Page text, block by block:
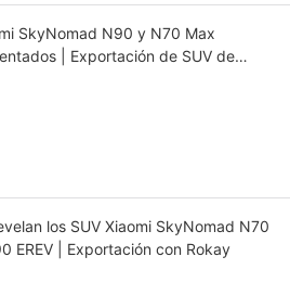
SkyNomad N90 y N70 Max
| Exportación de SUV de
los SUV Xiaomi SkyNomad N70
EREV | Exportación con Rokay